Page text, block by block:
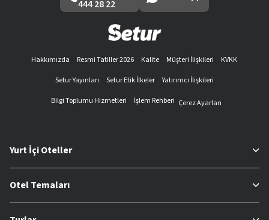
444 28 22
Hakkımızda Resmi Tatiller 2026 Kalite Müşteri İlişkileri
KVKK
Setur Yayınları
Setur Etik İlkeler
Yatırımcı İlişkileri
Bilgi Toplumu Hizmetleri
İşlem Rehberi Çerez Ayarları
Yurt İçi Oteller
Otel Temaları